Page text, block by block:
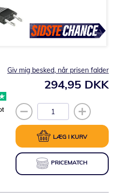
294,95 DKK
Giv mig besked, når prisen falder
LÆG I KURV
PRICEMATCH